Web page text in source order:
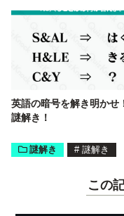
英語の暗号を解き明かせ
謎解き！
謎解き # 謎解き
この